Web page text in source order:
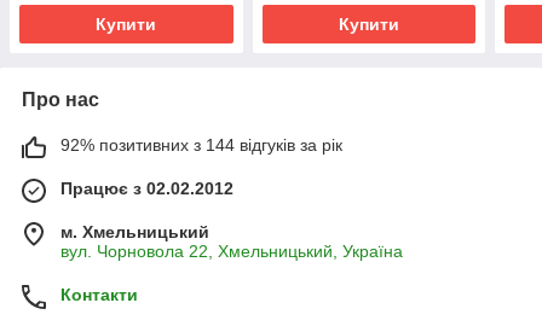
Купити Купити
Про нас
92% позитивних з 144 відгуків за рік
Працює з 02.02.2012
м. Хмельницький
вул. Чорновола 22, Хмельницький, Україна
Контакти